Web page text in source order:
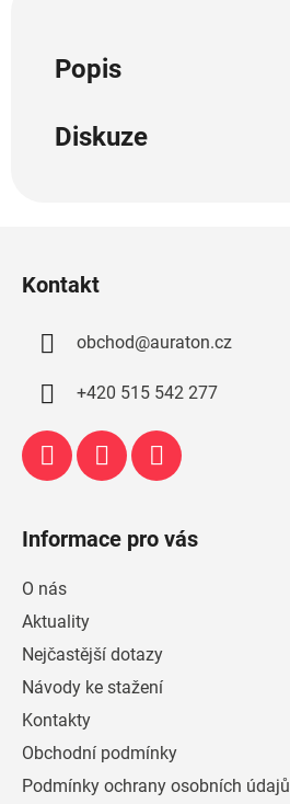
Popis
Diskuze
Kontakt
obchod@auraton.cz
+420 515 542 277
Informace pro vás
O nás
Aktuality
Nejčastější dotazy
Návody ke stažení
Kontakty
Obchodní podmínky
Podmínky ochrany osobních údajů